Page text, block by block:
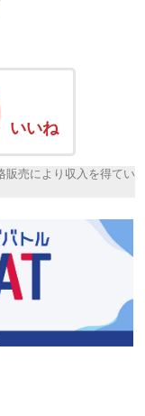
いいね
販売により収入を得てい